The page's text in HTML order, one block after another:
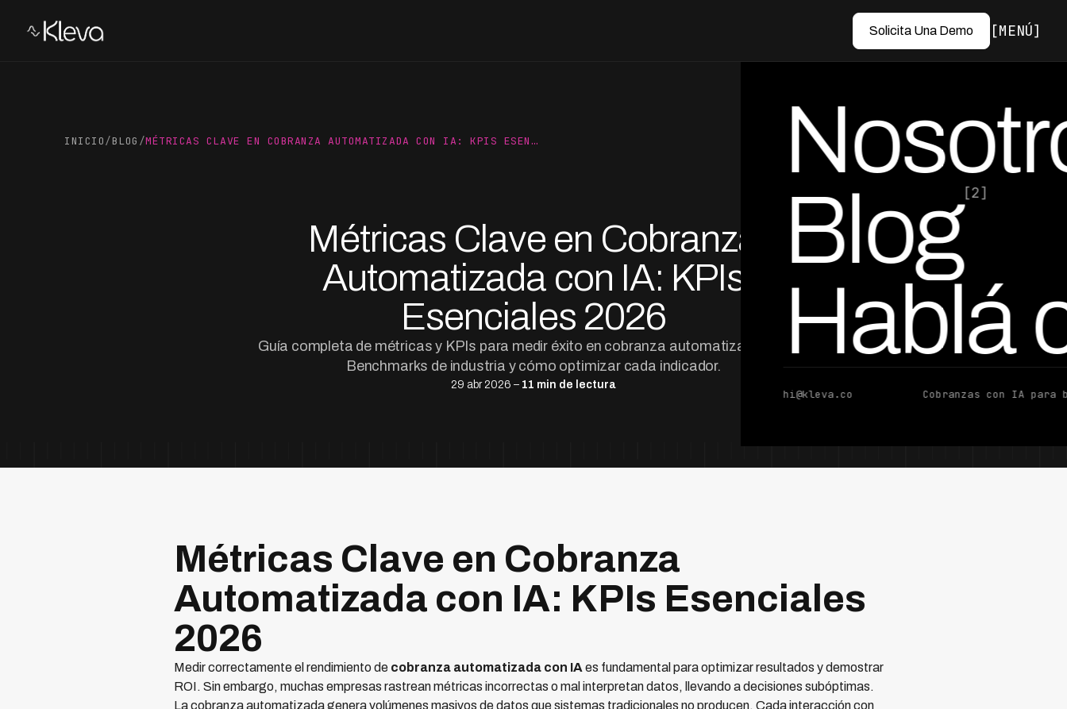
Solicita Una Demo MENÚ
Blog[2]
Hablá
hi@kleva.co Cobranzas con IA para
INICIO/BLOG /MÉTRICAS CLAVE EN COBRANZA AUTOMATIZADA CON IA: KPIS ESEN…
Métricas Clave en Cobranza
Automatizada con IA: KPIs
Esenciales 2026
Guía completa de métricas y KPIs para medir éxito en cobranza automatizada con IA.
Benchmarks de industria y cómo optimizar cada indicador.
29 abr 2026 – 11 min de lectura
por Ed Escobar
Co-Founder & CEO
Métricas Clave en Cobranza
Automatizada con IA: KPIs Esenciales
2026
Medir correctamente el rendimiento de cobranza automatizada con IA es fundamental para optimizar resultados y demostrar
ROI. Sin embargo, muchas empresas rastrean métricas incorrectas o mal interpretan datos, llevando a decisiones subóptimas.
La cobranza automatizada genera volúmenes masivos de datos que sistemas tradicionales no producen. Cada interacción con